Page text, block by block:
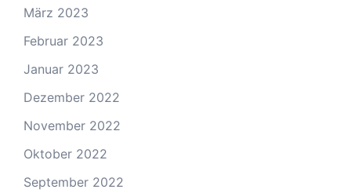
März 2023
Februar 2023
Januar 2023
Dezember 2022
November 2022
Oktober 2022
September 2022